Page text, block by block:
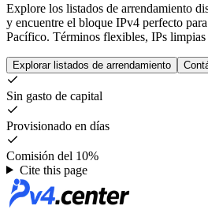
Explore los listados de arrendamiento
y encuentre el bloque IPv4 perfecto
Pacífico. Términos flexibles, IPs
Explorar listados de arrendamiento
Sin gasto de capital
Provisionado en días
Comisión del 10%
Cite this page